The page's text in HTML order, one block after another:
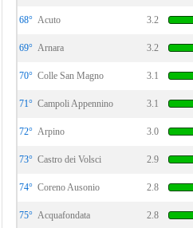
68° Acuto 3.2
69° Arnara 3.2
70° Colle San Magno 3.1
71° Campoli Appennino 3.1
72° Arpino 3.0
73° Castro dei Volsci 2.9
74° Coreno Ausonio 2.8
75° Acquafondata 2.8